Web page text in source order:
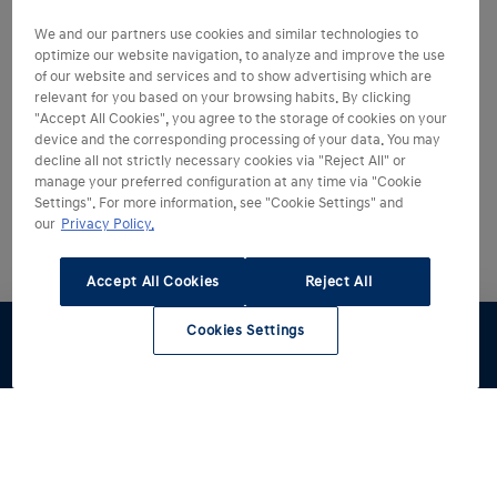
We and our partners use cookies and similar technologies to
optimize our website navigation, to analyze and improve the use
of our website and services and to show advertising which are
relevant for you based on your browsing habits. By clicking
"Accept All Cookies", you agree to the storage of cookies on your
device and the corresponding processing of your data. You may
decline all not strictly necessary cookies via "Reject All" or
manage your preferred configuration at any time via "Cookie
Settings". For more information, see "Cookie Settings" and
our Privacy Policy.
Accept All Cookies Reject All
Cookies Settings